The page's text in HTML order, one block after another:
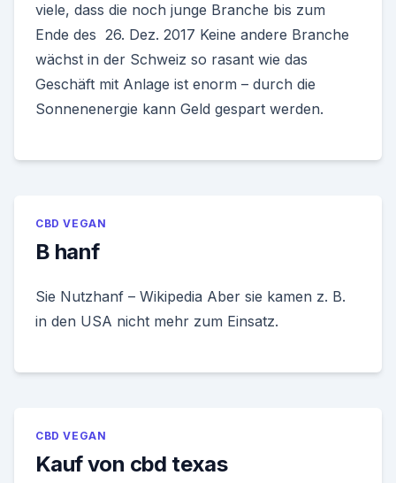
viele, dass die noch junge Branche bis zum
Ende des 26. Dez. 2017 Keine andere Branche
wächst in der Schweiz so rasant wie das
Geschäft mit Anlage ist enorm – durch die
Sonnenenergie kann Geld gespart werden.
CBD VEGAN
B hanf
Sie Nutzhanf – Wikipedia Aber sie kamen z. B.
in den USA nicht mehr zum Einsatz.
CBD VEGAN
Kauf von cbd texas